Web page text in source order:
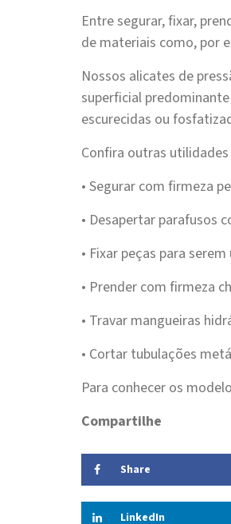
Entre segurar, fixar,
de materiais como, por
Nossos alicates de
superficial
escurecidas ou
Confira outras
• Segurar com firmeza
• Desapertar parafusos
• Fixar peças para
• Prender com firmeza
• Travar mangueiras
• Cortar tubulações
Para conhecer os
Compartilhe
Share
LinkedIn